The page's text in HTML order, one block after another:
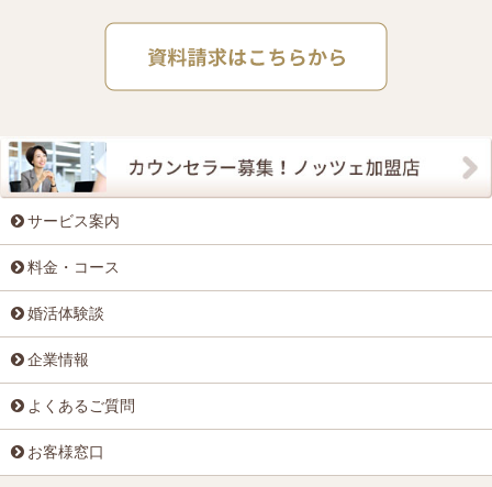
サービス案内
料金・コース
婚活体験談
企業情報
よくあるご質問
お客様窓口